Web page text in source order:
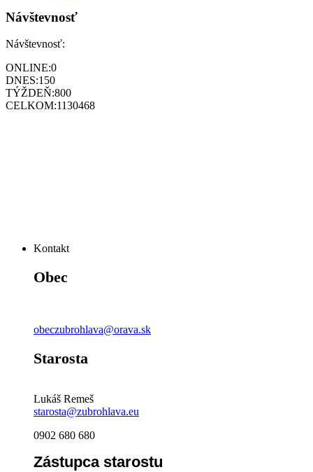
Návštevnosť
Návštevnosť:
ONLINE:0
DNES:150
TÝŽDEŇ:800
CELKOM:1130468
Kontakt
Obec
obeczubrohlava@orava.sk
Starosta
Lukáš Remeš
starosta@zubrohlava.eu
0902 680 680
Zástupca starostu